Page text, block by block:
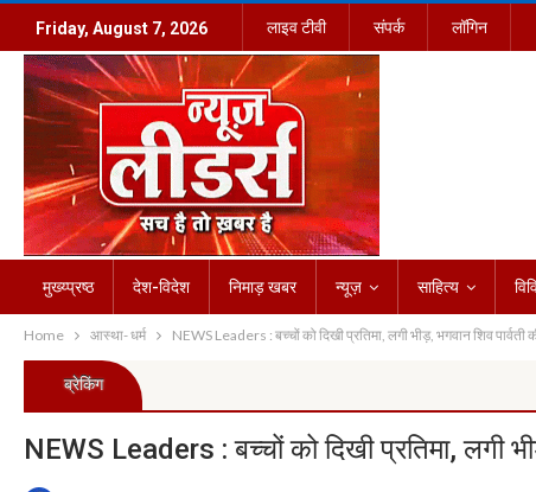
Friday, August 7, 2026 लाइव टीवी संपर्क लॉगिन
मुख्य्प्रष्ठ देश-विदेश निमाड़ खबर न्यूज़ साहित्य
Home आस्था- धर्म NEWS Leaders : बच्चों को दिखी प्रतिमा, लगी भीड़, भगवान शिव पार्वती
ब्रेकिंग
NEWS Leaders : बच्चों को दिखी प्रतिमा, लगी